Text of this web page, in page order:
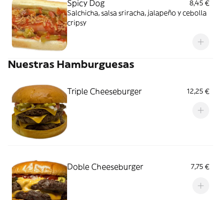
Spicy Dog
8,45 €
Salchicha, salsa sriracha, jalapeño y cebolla
cripsy
Nuestras Hamburguesas
Triple Cheeseburger 12,25 €
Doble Cheeseburger 7,75 €